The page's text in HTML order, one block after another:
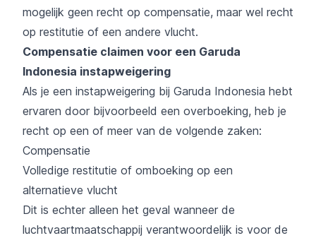
mogelijk geen recht op compensatie, maar wel recht
op restitutie of een andere vlucht.
Compensatie claimen voor een Garuda
Indonesia instapweigering
Als je een instapweigering bij Garuda Indonesia hebt
ervaren door bijvoorbeeld een overboeking, heb je
recht op een of meer van de volgende zaken:
Compensatie
Volledige restitutie of omboeking op een
alternatieve vlucht
Dit is echter alleen het geval wanneer de
luchtvaartmaatschappij verantwoordelijk is voor de